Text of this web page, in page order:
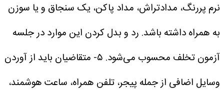
نرم پررنگ، مدادتراش، مداد پاکن، یک سنجاق و یا سوزن
به همراه داشته باشد. رد و بدل کردن این موارد در جلسه
آزمون تخلف محسوب می‌شود. ۵- متقاضیان باید از آوردن
وسایل اضافی از جمله پیجر، تلفن همراه، ساعت هوشمند،